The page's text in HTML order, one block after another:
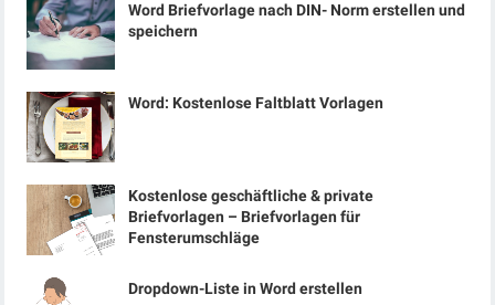
Word Briefvorlage nach DIN- Norm erstellen und
speichern
Word: Kostenlose Faltblatt Vorlagen
Kostenlose geschäftliche & private
Briefvorlagen – Briefvorlagen für
Fensterumschläge
Dropdown-Liste in Word erstellen